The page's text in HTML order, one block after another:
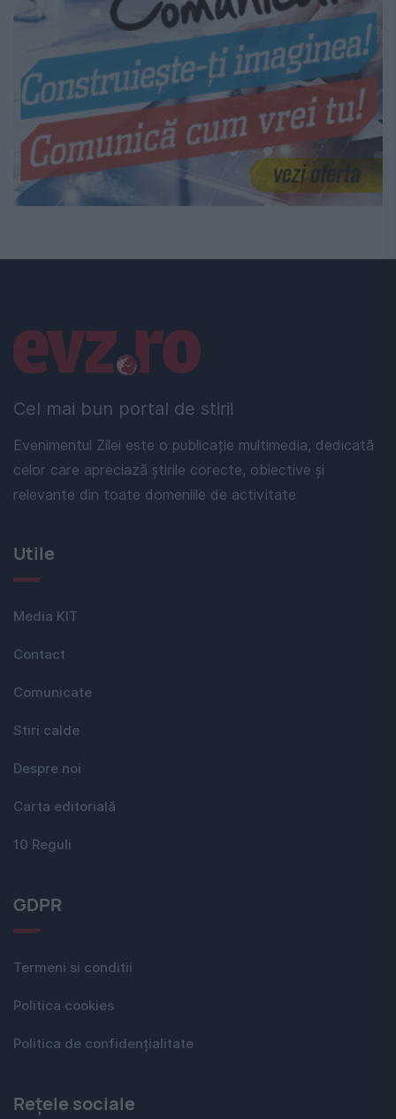
Cel mai bun portal de stiri!
Evenimentul Zilei este o publicație multimedia, dedicată
celor care apreciază știrile corecte, obiective și
relevante din toate domeniile de activitate
Linkuri utile
Utile
Media KIT
Contact
Comunicate
Stiri calde
Despre noi
Carta editorială
10 Reguli
GDPR
Termeni si conditii
Politica cookies
Politica de confidențialitate
Rețele sociale